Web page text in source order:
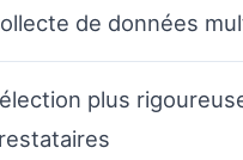
de données
plus